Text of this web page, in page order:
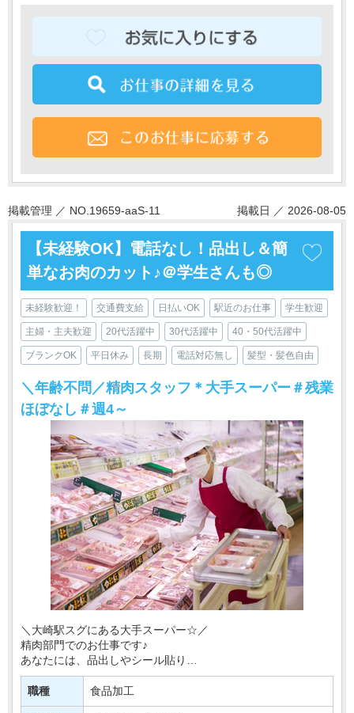
掲載管理 ／ NO.19659-aaS-11 掲載日 ／ 2026-08-05
【未経験OK】電話なし！品出し＆簡
単なお肉のカット♪＠学生さんも◎
未経験歓迎！ 交通費支給 日払いOK 駅近のお仕事 学生歓迎
主婦・主夫歓迎 20代活躍中 30代活躍中 40・50代活躍中
ブランクOK 平日休み 長期 電話対応無し 髪型・髪色自由
＼年齢不問／精肉スタッフ＊大手スーパー＃残業
ほぼなし＃週4～
＼大崎駅スグにある大手スーパー☆／
精肉部門でのお仕事です♪
あなたには、品出しやシール貼り
簡単なお肉の加工などをおまかせします＊
接客要素もほとんどないので、
職種 食品加工